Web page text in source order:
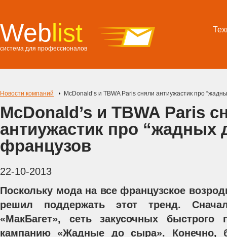
Weblist
система для профессионалов
Новости компаний McDonald’s и TBWA Paris сняли антиужастик про
McDonald’s и TBWA Paris
антиужастик про “жадных
французов
22-10-2013
Поскольку мода на все французское
решил поддержать этот тренд.
«МакБагет», сеть закусочных быстрого
кампанию «Жадные до сыра». Конечно,